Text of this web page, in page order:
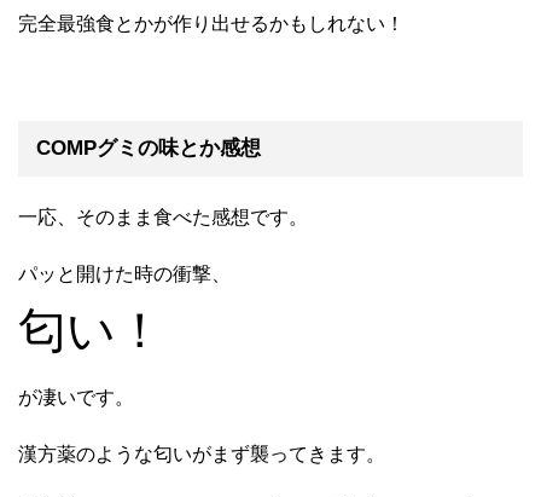
完全最強食とかが作り出せるかもしれない！
COMPグミの味とか感想
一応、そのまま食べた感想です。
パッと開けた時の衝撃、
匂い！
が凄いです。
漢方薬のような匂いがまず襲ってきます。